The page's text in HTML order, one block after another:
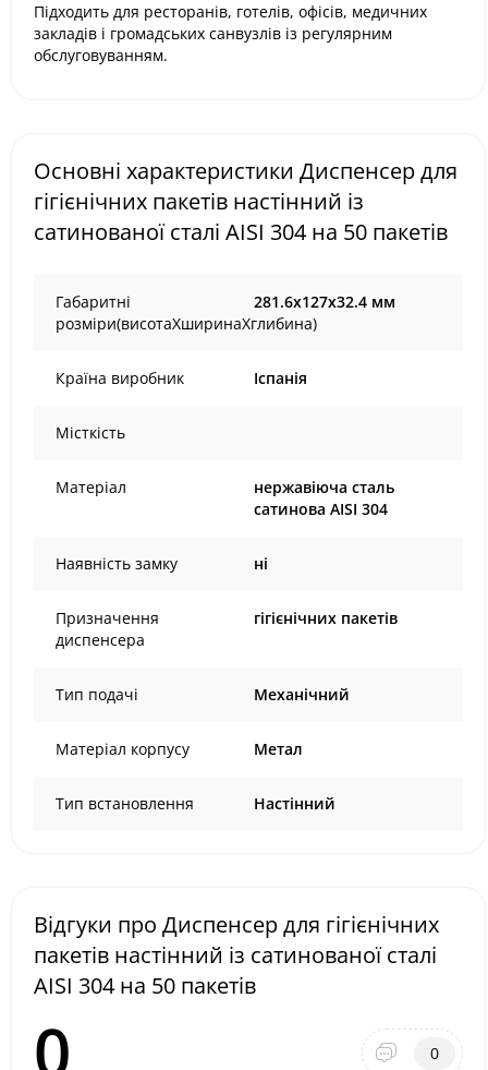
Підходить для ресторанів, готелів, офісів, медичних
закладів і громадських санвузлів із регулярним
обслуговуванням.
Основні характеристики Диспенсер для
гігієнічних пакетів настінний із
сатинованої сталі AISI 304 на 50 пакетів
Габаритні
розміри(висотаХширинаХглибина)
281.6х127х32.4 мм
Країна виробник Іспанія
Місткість
Матеріал
нержавіюча сталь
сатинова AISI 304
Наявність замку ні
Призначення
диспенсера
гігієнічних пакетів
Тип подачі Механічний
Матеріал корпусу Метал
Тип встановлення Настінний
Відгуки про Диспенсер для гігієнічних
пакетів настінний із сатинованої сталі
AISI 304 на 50 пакетів
0 0